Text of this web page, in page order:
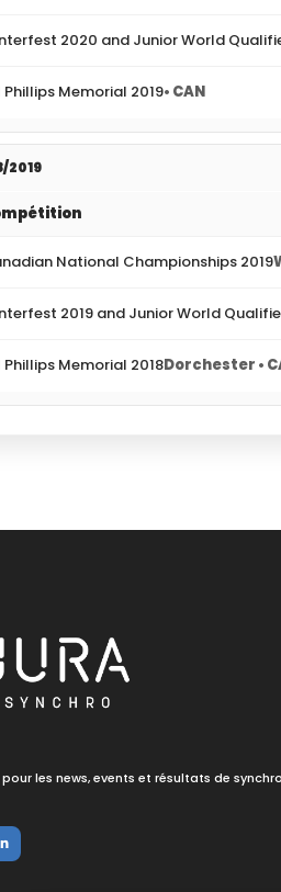
2020 and Junior World
Phillips Memorial 2019• CAN
2019
National Championships 2019
2019 and Junior World
Phillips Memorial 2018Dorchester •
les news, events et résultats de